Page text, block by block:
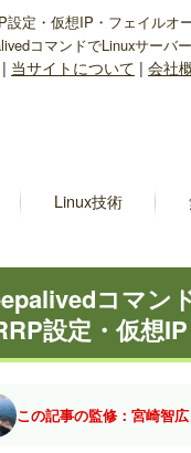
定・仮想IP・フェイルオ
コマンドでLinuxサーバ
| 当サイトについて | 会社
Linux技術
コマン
設定・仮想
この記事の監修：宮崎智広